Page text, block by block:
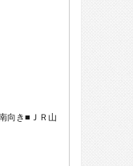
向き■ＪＲ山